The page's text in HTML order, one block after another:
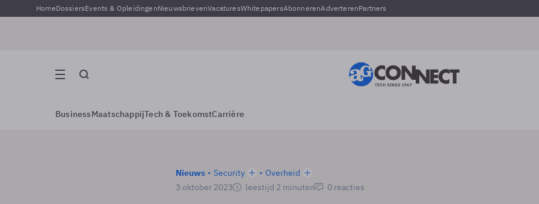
HomeDossiersEvents & OpleidingenNieuwsbrievenVacaturesWhitepapersAbonnerenAdverterenPartners
BusinessMaatschappijTech & ToekomstCarrière
Nieuws Security
Overheid
3 oktober 2023
leestijd 2 minuten 0 reacties